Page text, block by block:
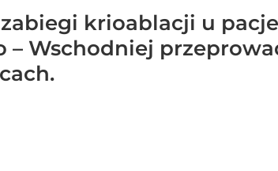
krioablacji u
– Wschodniej